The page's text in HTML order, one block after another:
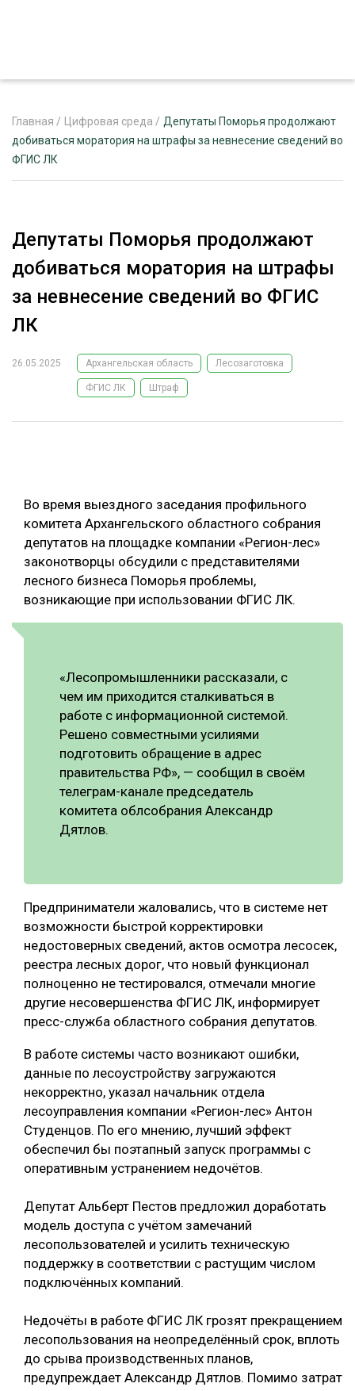
ЖУРНАЛ «ЛЕСНОЙ КОМПЛЕКС»
РЕКЛАМОДАТЕЛЯМ
ЛЕСНОЕ ХОЗЯЙСТВО
ОБРАБОТКА ДРЕВЕСИНЫ
ПРОИЗВОДСТВО ДРЕВЕСНЫХ ПЛИТ
ЦБП
ЛЕСОПИЛЕНИЕ
БЕЗОПАСНОЕ ПРОИЗВОДСТВО
СОРТИРОВКА ДРЕВЕСИНЫ
СУШКА ДРЕВЕСИНЫ
МЕБЕЛЬНОЕ ПРОИЗВОДСТВО
ПОДБОРКИ СТАТЕЙ
ЭКСПЕРТНОЕ МНЕНИЕ
Главная / Цифровая среда / Депутаты Поморья продолжают
добиваться моратория на штрафы за невнесение сведений во
ФГИС ЛК
Депутаты Поморья продолжают
добиваться моратория на штрафы
за невнесение сведений во ФГИС
ЛК
26.05.2025 Архангельская область Лесозаготовка
ФГИС ЛК Штраф
Во время выездного заседания профильного
комитета Архангельского областного собрания
депутатов на площадке компании «Регион-лес»
законотворцы обсудили с представителями
лесного бизнеса Поморья проблемы,
возникающие при использовании ФГИС ЛК.
«Лесопромышленники рассказали, с
чем им приходится сталкиваться в
работе с информационной системой.
Решено совместными усилиями
подготовить обращение в адрес
правительства РФ», — сообщил в своём
телеграм-канале председатель
комитета облсобрания Александр
Дятлов.
Предприниматели жаловались, что в системе нет
возможности быстрой корректировки
недостоверных сведений, актов осмотра лесосек,
реестра лесных дорог, что новый функционал
полноценно не тестировался, отмечали многие
другие несовершенства ФГИС ЛК, информирует
пресс-служба областного собрания депутатов.
В работе системы часто возникают ошибки,
данные по лесоустройству загружаются
некорректно, указал начальник отдела
лесоуправления компании «Регион-лес» Антон
Студенцов. По его мнению, лучший эффект
обеспечил бы поэтапный запуск программы с
оперативным устранением недочётов.
Депутат Альберт Пестов предложил доработать
модель доступа с учётом замечаний
лесопользователей и усилить техническую
поддержку в соответствии с растущим числом
подключённых компаний.
Недочёты в работе ФГИС ЛК грозят прекращением
лесопользования на неопределённый срок, вплоть
до срыва производственных планов,
предупреждает Александр Дятлов. Помимо затрат